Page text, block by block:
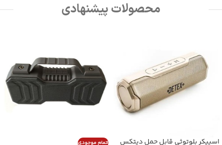
محصولات پیشنهادی
اسپیکر بلوتوثی قابل حمل دیتکس
اتمام موجودی